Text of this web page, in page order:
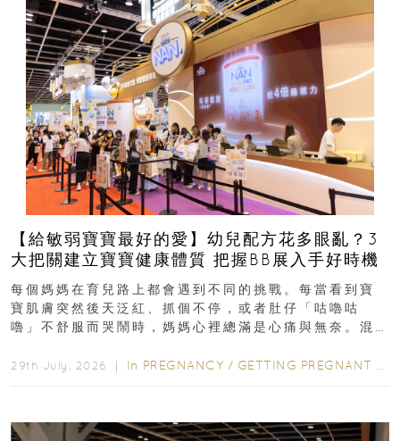
【給敏弱寶寶最好的愛】幼兒配方花多眼亂？3
大把關建立寶寶健康體質 把握BB展入手好時機
每個媽媽在育兒路上都會遇到不同的挑戰。每當看到寶
寶肌膚突然後天泛紅、抓個不停，或者肚仔「咕嚕咕
嚕」不舒服而哭鬧時，媽媽心裡總滿是心痛與無奈。混
29th July, 2026 ｜ In PREGNANCY / GETTING PREGNANT